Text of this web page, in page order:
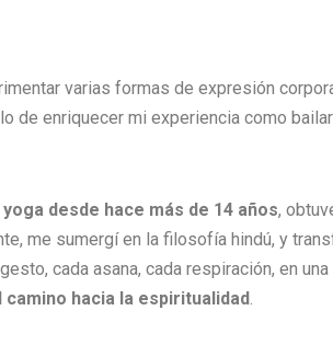
varias formas de expresión
enriquecer mi experiencia como
desde hace más de 14 años,
me sumergí en la filosofía hindú, y
cada asana, cada respiración, en
hacia la espiritualidad.